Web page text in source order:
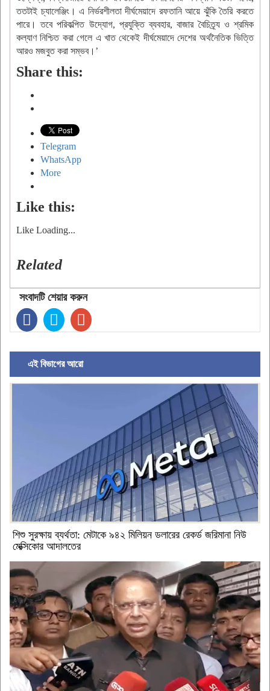
ততটাই চ্যালেঞ্জিং। এ নির্ভরশীলতা দীর্ঘমেয়াদে রফতানি আয়ে ঝুঁকি তৈরি করতে
পারে। তবে পরিকল্পিত উদ্যোগ, প্রযুক্তি ব্যবহার, বাজার বৈচিত্র্য ও শ্রমিক
কল্যাণ নিশ্চিত করা গেলে এ খাত থেকেই দীর্ঘমেয়াদে দেশের অর্থনৈতিক ভিত্তি
আরও মজবুত করা সম্ভব।’
Share this:
Telegram
WhatsApp
More
Like this:
Like Loading...
Related
সংবাদটি শেয়ার করুন
এই বিভাগের আরো
শিশু সুরক্ষায় ব্যর্থতা: মেটাকে ৯৪২ মিলিয়ন ডলারের রেকর্ড জরিমানা নিউ
মেক্সিকোর আদালতের